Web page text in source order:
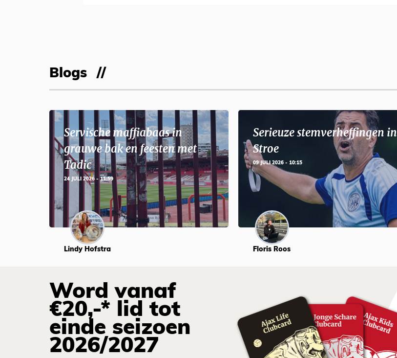
Blogs
Servische maffiabaas in
grauwe bak en feesten met
Tadic
24 JULI 2026 - 11:59
Lindy Hofstra
Serieuze stemverheffingen in
Stroe
09 JULI 2026 - 10:15
Floris Roos
Word vanaf
€20,-* lid tot
einde seizoen
2026/2027